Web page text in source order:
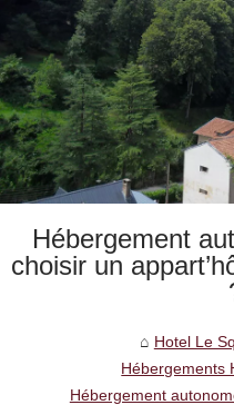
Hébergement
choisir un
Hotel Le
Hébergements
Hébergement